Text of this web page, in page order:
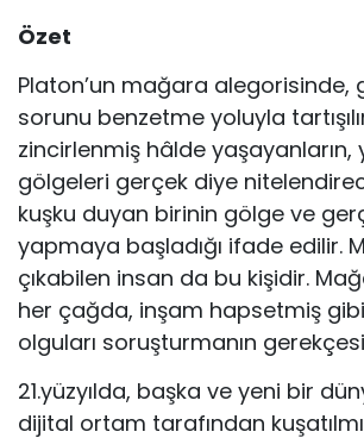
Özet
Platon’un mağara alegorisinde,
sorunu benzetme yoluyla
zincirlenmiş hâlde yaşayanların,
gölgeleri gerçek diye
kuşku duyan birinin gölge ve
yapmaya başladığı ifade edilir.
çıkabilen insan da bu kişidir.
her çağda, inşam hapsetmiş
olguları soruşturmanın
21.yüzyılda, başka ve yeni bir
dijital ortam tara­fından